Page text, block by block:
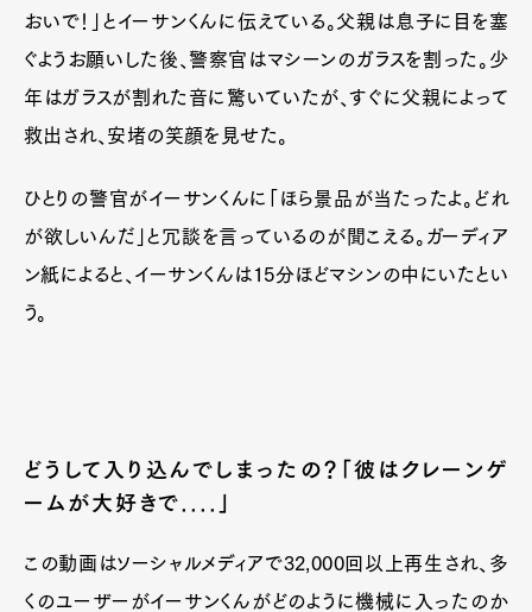
おいで！」とイーサンくんに伝えている。父親は息子に目を塞
ぐようお願いした後、警察官はマシーンのガラスを割った。少
年はガラスが割れた音に驚いていたが、すぐに父親によって
救出され、安堵の笑顔を見せた。
ひとりの警官がイーサンくんに「ほら景品が当たったよ。どれ
が欲しいんだ」と冗談を言っているのが聞こえる。ガーディア
ン紙によると、イーサンくんは15分ほどマシンの中にいたとい
う。
どうして入り込んでしまったの？「彼はクレーンゲ
ームが大好きで....」
この動画はソーシャルメディアで32,000回以上再生され、多
くのユーザーがイーサンくんがどのように機械に入ったのか